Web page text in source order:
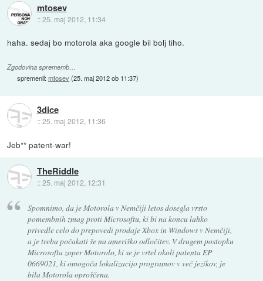
mtosev
::25. maj 2012, 11:34
haha. sedaj bo motorola aka google bil bolj tiho.
Zgodovina sprememb…
spremenil:mtosev(25. maj 2012 ob 11:37)
3dice
::25. maj 2012, 11:36
Jeb** patent-war!
TheRiddle
::25. maj 2012, 12:31
Spomnimo, da je Motorola v Nemčiji letos dosegla vrsto
pomembnih zmag proti Microsoftu, ki bi na koncu lahko
privedle celo do prepovedi prodaje Xbox in Windows v Nemčiji,
a je treba počakati še na ameriško odločitev. V drugem postopku
Microsofta zoper Motorolo, ki se je vrtel okoli patenta EP
0669021, ki omogoča lokalizacijo programov v več jezikov, je
bila Motorola oproščena.